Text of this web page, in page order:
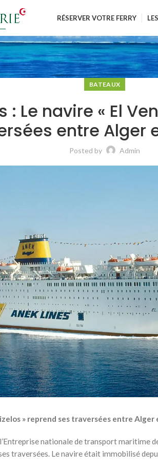
RÉSERVER VOTRE FERRY
BATEAUX
: Le navire « El
entre Alger
Posted by Admin
» reprend ses traversées entre
nationale de transport maritime
traversées. Le navire était immobilisé